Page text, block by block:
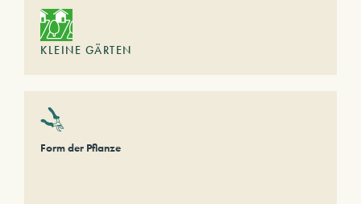
KLEINE GÄRTEN
Form der Pflanze